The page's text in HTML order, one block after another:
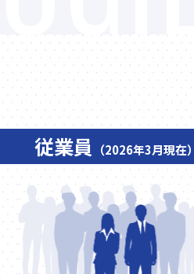
従業員 （2026年3月現在）